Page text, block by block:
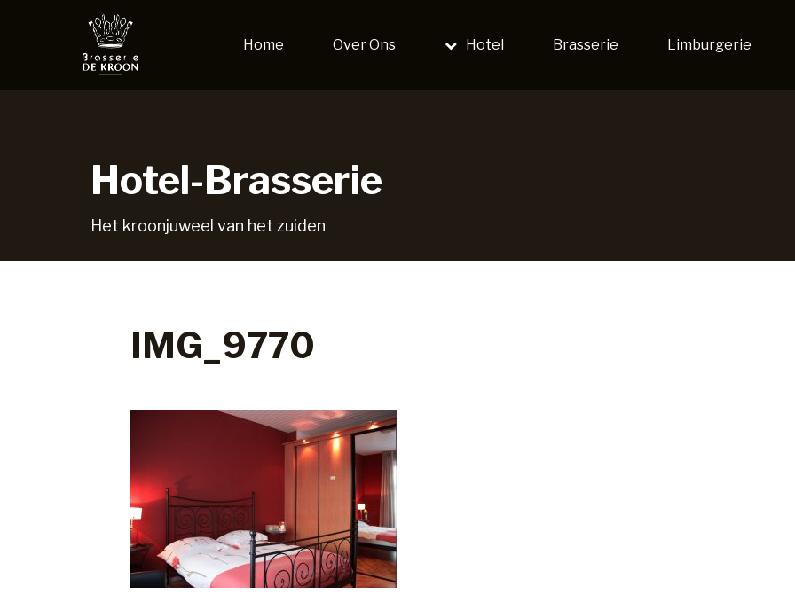
Home Over Ons Hotel Brasserie Limburgerie
Hotel-Brasserie
Het kroonjuweel van het zuiden
IMG_9770